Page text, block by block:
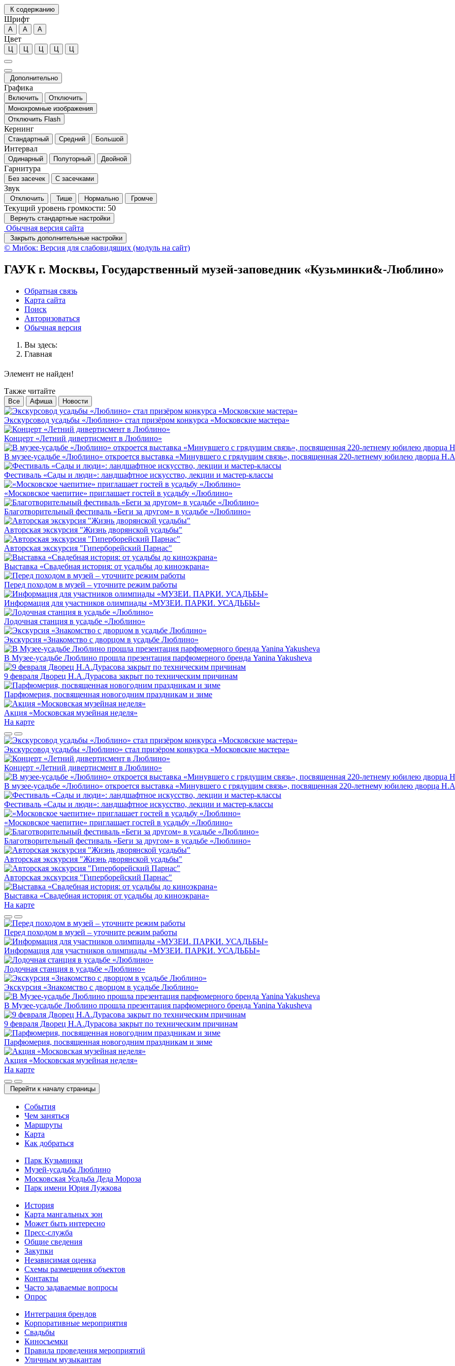
К содержанию
Шрифт
А А А
Цвет
Ц Ц Ц Ц Ц
Дополнительно
Графика
Включить
Отключить
Монохромные изображения
Отключить Flash
Кернинг
Стандартный Средний Большой
Интервал
Одинарный Полуторный Двойной
Гарнитура
Без засечек С засечками
Звук
Отключить Тише Нормально Громче
Текущий уровень громкости: 50
Вернуть стандартные настройки
Обычная версия сайта
Закрыть дополнительные настройки
© Мибок: Версия для слабовидящих (модуль на сайт)
ГАУК г. Москвы, Государственный музей-заповедник «Кузьминки&-Люблино»
Обратная связь
Карта сайта
Поиск
Авторизоваться
Обычная версия
Вы здесь:
Главная
Элемент не найден!
Также читайте
Все Афиша Новости
Экскурсовод усадьбы «Люблино» стал призёром конкурса «Московские мастера»
Концерт «Летний дивертисмент в Люблино»
В музее-усадьбе «Люблино» откроется выставка «Минувшего с грядущим связь», посвященная 220-летнему юбилею дворца
Фестиваль «Сады и люди»: ландшафтное искусство, лекции и мастер-классы
«Московское чаепитие» приглашает гостей в усадьбу «Люблино»
Благотворительный фестиваль «Беги за другом» в усадьбе «Люблино»
Авторская экскурсия "Жизнь дворянской усадьбы"
Авторская экскурсия "Гиперборейский Парнас"
Выставка «Свадебная история: от усадьбы до киноэкрана»
Перед походом в музей – уточните режим работы
Информация для участников олимпиады «МУЗЕИ. ПАРКИ. УСАДЬБЫ»
Лодочная станция в усадьбе «Люблино»
Экскурсия «Знакомство с дворцом в усадьбе Люблино»
В Музее-усадьбе Люблино прошла презентация парфюмерного бренда Yanina Yakusheva
9 февраля Дворец Н.А.Дурасова закрыт по техническим причинам
Парфюмерия, посвященная новогодним праздникам и зиме
Акция «Московская музейная неделя»
На карте
Экскурсовод усадьбы «Люблино» стал призёром конкурса «Московские мастера»
Концерт «Летний дивертисмент в Люблино»
В музее-усадьбе «Люблино» откроется выставка «Минувшего с грядущим связь», посвященная 220-летнему юбилею дворца
Фестиваль «Сады и люди»: ландшафтное искусство, лекции и мастер-классы
«Московское чаепитие» приглашает гостей в усадьбу «Люблино»
Благотворительный фестиваль «Беги за другом» в усадьбе «Люблино»
Авторская экскурсия "Жизнь дворянской усадьбы"
Авторская экскурсия "Гиперборейский Парнас"
Выставка «Свадебная история: от усадьбы до киноэкрана»
На карте
Перед походом в музей – уточните режим работы
Информация для участников олимпиады «МУЗЕИ. ПАРКИ. УСАДЬБЫ»
Лодочная станция в усадьбе «Люблино»
Экскурсия «Знакомство с дворцом в усадьбе Люблино»
В Музее-усадьбе Люблино прошла презентация парфюмерного бренда Yanina Yakusheva
9 февраля Дворец Н.А.Дурасова закрыт по техническим причинам
Парфюмерия, посвященная новогодним праздникам и зиме
Акция «Московская музейная неделя»
На карте
Перейти к началу страницы
Cобытия
Чем заняться
Маршруты
Карта
Как добраться
Парк Кузьминки
Музей-усадьба Люблино
Московская Усадьба Деда Мороза
Парк имени Юрия Лужкова
История
Карта мангальных зон
Может быть интересно
Пресс-служба
Общие сведения
Закупки
Независимая оценка
Схемы размещения объектов
Контакты
Часто задаваемые вопросы
Опрос
Интеграция брендов
Корпоративные мероприятия
Свадьбы
Киносъемки
Правила проведения мероприятий
Уличным музыкантам